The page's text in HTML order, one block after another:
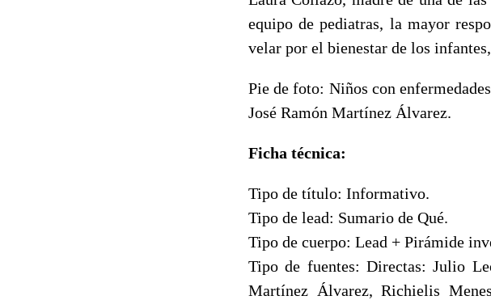
equipo de pediatras, la mayor
velar por el bienestar de los
Pie de foto: Niños con
José Ramón Martínez Álvarez.
Ficha técnica:
Tipo de título: Informativo.
Tipo de lead: Sumario de Qué.
Tipo de cuerpo: Lead + Pirámide
Tipo de fuentes: Directas: Julio
Martínez Álvarez, Richielis